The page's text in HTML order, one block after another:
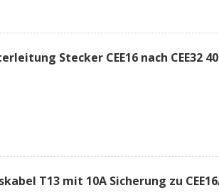
Stecker CEE16 nach CEE32
T13 mit 10A Sicherung zu